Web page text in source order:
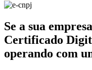
Se a sua
Certificado
operando com